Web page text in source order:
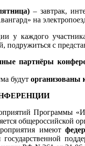
– завтрак,
на
у каждого
подружиться с
партнёры
будут
Программы
общероссийской
имеют
государственной